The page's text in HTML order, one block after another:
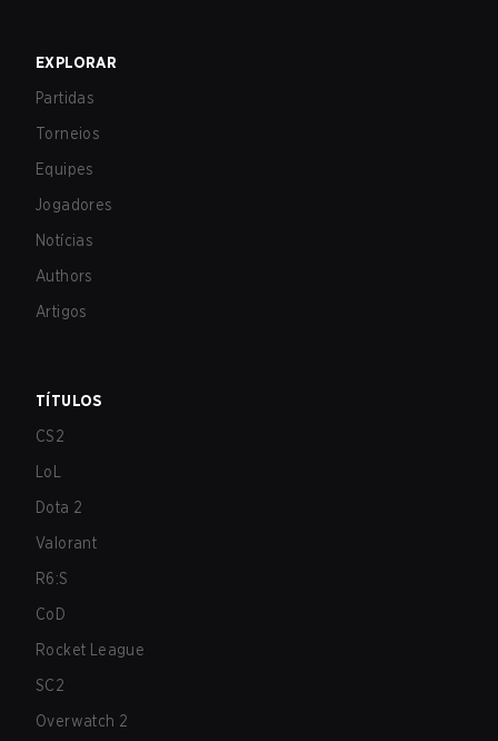
EXPLORAR
Partidas
Torneios
Equipes
Jogadores
Notícias
Authors
Artigos
TÍTULOS
CS2
LoL
Dota 2
Valorant
R6:S
CoD
Rocket League
SC2
Overwatch 2